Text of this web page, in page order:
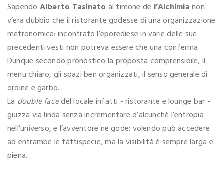
Sapendo Alberto Tasinato al timone de l’Alchimianon
v’era dubbio che il ristorante godesse di una organizzazione
metronomica: incontrato l’eporediese in varie delle sue
precedenti vesti non potreva essere che una conferma.
Dunque secondo pronostico la proposta comprensibile, il
menu chiaro, gli spazi ben organizzati, il senso generale di
ordine e garbo.
La double facedel locale infatti - ristorante e lounge bar -
guizza via linda senza incrementare d’alcunchè l’entropia
nell’universo, e l’avventore ne gode: volendo può accedere
ad entrambe le fattispecie, ma la visibilità è sempre larga e
piena.